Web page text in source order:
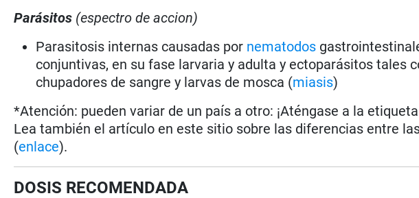
Parásitos (espectro de accion)
Parasitosis internas causadas por nematodos
conjuntivas, en su fase larvaria y adulta y ectoparásitos tales
chupadores de sangre y larvas de mosca (miasis)
*Atención: pueden variar de un país a otro: ¡Aténgase a la
Lea también el artículo en este sitio sobre las diferencias entre
(enlace).
DOSIS RECOMENDADA